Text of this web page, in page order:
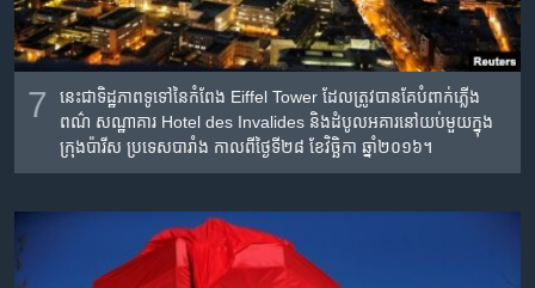
7
នេះ​ជា​ទិដ្ឋភាព​ទូទៅ​នៃ​កំពែង Eiffel Tower ដែល​ត្រូវ​បាន​គែ​បំពាក់​ភ្លើង​
ពណ៌​ សណ្ឋាគារ Hotel des Invalides និង​ដំបូល​អគារ​នៅ​យប់​មួយ​ក្នុង​
ក្រុង​ប៉ារីស ប្រទេស​បារាំង កាលពី​ថ្ងៃទី២៨ ខែវិច្ឆិកា ឆ្នាំ២០១៦។